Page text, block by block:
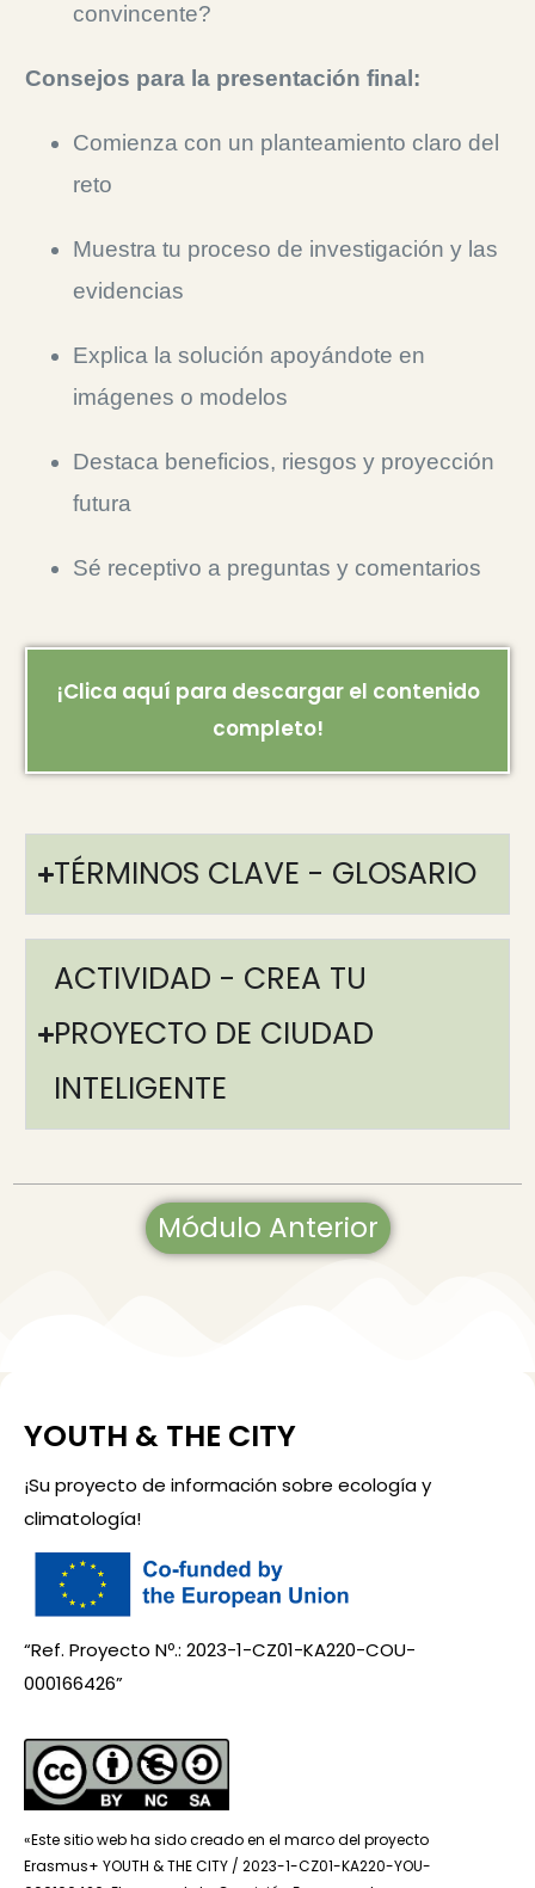
convincente?
Consejos para la presentación final:
Comienza con un planteamiento claro del
reto
Muestra tu proceso de investigación y las
evidencias
Explica la solución apoyándote en
imágenes o modelos
Destaca beneficios, riesgos y proyección
futura
Sé receptivo a preguntas y comentarios
¡Clica aquí para descargar el contenido
completo!
TÉRMINOS CLAVE - GLOSARIO
ACTIVIDAD - CREA TU
PROYECTO DE CIUDAD
INTELIGENTE
Módulo Anterior
YOUTH & THE CITY
¡Su proyecto de información sobre ecología y
climatología!
“Ref. Proyecto Nº.: 2023-1-CZ01-KA220-COU-
000166426”
«Este sitio web ha sido creado en el marco del proyecto
Erasmus+ YOUTH & THE CITY / 2023-1-CZ01-KA220-YOU-